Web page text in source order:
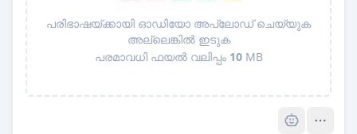
പരിഭാഷയ്ക്കായി ഓഡിയോ അപ്‌ലോഡ് ചെയ്യുക
അല്ലെങ്കിൽ ഇടുക
പരമാവധി ഫയൽ വലിപ്പം 10MB